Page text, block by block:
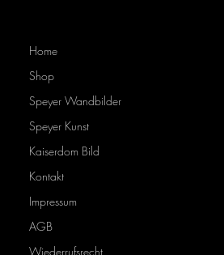
Home
Shop
Speyer Wandbilder
Speyer Kunst
Kaiserdom Bild
Kontakt
Impressum
AGB
Wiederrufsrecht